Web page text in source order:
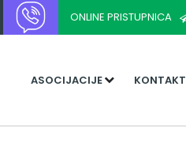
ONLINE PRISTUPNICA
ASOCIJACIJE KONTAKT